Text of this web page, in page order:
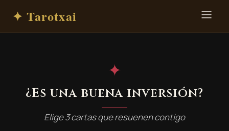
✦ Tarotxai
✦
¿Es una buena inversión?
Elige 3 cartas que resuenen contigo